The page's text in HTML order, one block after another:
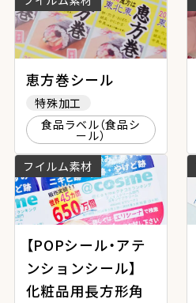
恵方巻シール
特殊加工
食品ラベル（食品シ
ール）
フイルム素材
【POPシール・アテ
ンションシール】
化粧品用長方形角